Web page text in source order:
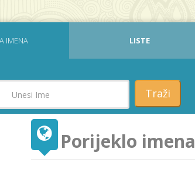
IMENA LISTE
Traži
Porijeklo imena